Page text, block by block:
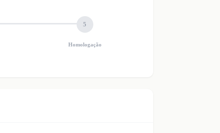
5
Homologação